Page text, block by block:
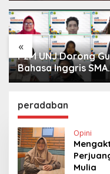
«
P2M UNJ Dorong
Bahasa Inggris SMA
DKI Jakarta
Jurnal
peradaban
Opini
Mulia